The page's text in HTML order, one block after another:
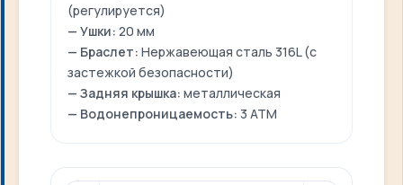
(регулируется)
— Ушки: 20 мм
— Браслет: Нержавеющая сталь 316L (с
застежкой безопасности)
— Задняя крышка: металлическая
— Водонепроницаемость: 3 ATM